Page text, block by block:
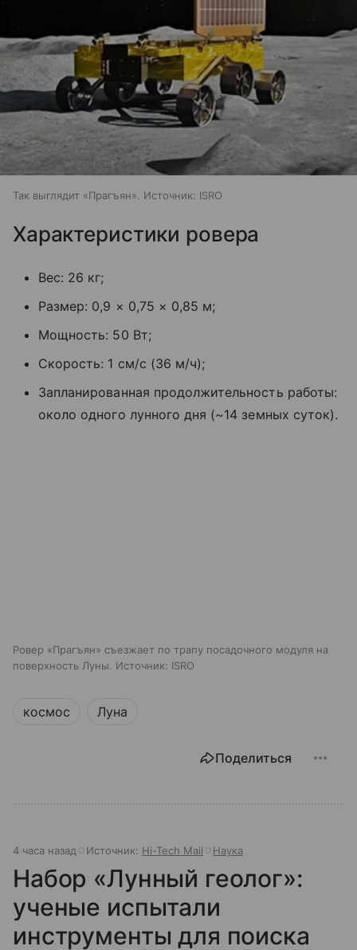
Так выглядит «Прагъян». Источник: ISRO
Характеристики ровера
Вес: 26 кг;
Размер: 0,9 × 0,75 × 0,85 м;
Мощность: 50 Вт;
Скорость: 1 см/с (36 м/ч);
Запланированная продолжительность работы:
около одного лунного дня (~14 земных суток).
Ровер «Прагъян» съезжает по трапу посадочного модуля на
поверхность Луны. Источник: ISRO
космос Луна
Поделиться
4 часа назад Источник: Hi-Tech Mail Наука
Набор «Лунный геолог»:
ученые испытали
инструменты для поиска